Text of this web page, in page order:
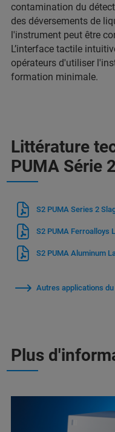
contamination du
des déversements de
l'instrument peut être
L’interface tactile
opérateurs d'utiliser
formation minimale.
Littérature
PUMA Série
S2 PUMA Series 2
S2 PUMA Ferroalloys
S2 PUMA Aluminum
Autres applications du
Plus